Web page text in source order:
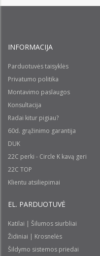
INFORMACIJA
Parduotuvės taisyklės
Privatumo politika
Montavimo paslaugos
Konsultacija
Radai kitur pigiau?
60d. grąžinimo garantija
DUK
22C perki - Circle K kavą geri
22C TOP
Klientu atsiliepimai
EL. PARDUOTUVĖ
Katilai | Šilumos siurbliai
Židiniai | Krosnelės
Šildymo sistemos priedai